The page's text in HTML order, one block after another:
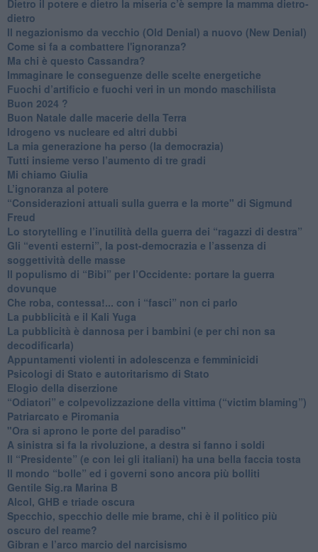
​Dietro il potere e dietro la miseria c’è sempre la mamma dietro-
dietro
Il negazionismo da vecchio (Old Denial) a nuovo (New Denial)
Come si fa a combattere l'ignoranza?
Ma chi è questo Cassandra?
Immaginare le conseguenze delle scelte energetiche
​Fuochi d’artificio e fuochi veri in un mondo maschilista
Buon 2024 ?
​Buon Natale dalle macerie della Terra
​Idrogeno vs nucleare ed altri dubbi
​La mia generazione ha perso (la democrazia)
​Tutti insieme verso l’aumento di tre gradi
Mi chiamo Giulia
L’ignoranza al potere
​“Considerazioni attuali sulla guerra e la morte" di Sigmund
Freud
​Lo storytelling e l’inutilità della guerra dei “ragazzi di destra”
​Gli “eventi esterni”, la post-democrazia e l’assenza di
soggettività delle masse
​Il populismo di “Bibi” per l’Occidente: portare la guerra
dovunque
​Che roba, contessa!... con i “fasci” non ci parlo
La pubblicità e il Kali Yuga
​La pubblicità è dannosa per i bambini (e per chi non sa
decodificarla)
​Appuntamenti violenti in adolescenza e femminicidi
​Psicologi di Stato e autoritarismo di Stato
Elogio della diserzione
“Odiatori” e colpevolizzazione della vittima (“victim blaming”)
​Patriarcato e Piromania
"Ora si aprono le porte del paradiso"
​A sinistra si fa la rivoluzione, a destra si fanno i soldi
​Il “Presidente” (e con lei gli italiani) ha una bella faccia tosta
​Il mondo “bolle” ed i governi sono ancora più bolliti
​Gentile Sig.ra Marina B
​Alcol, GHB e triade oscura
​Specchio, specchio delle mie brame, chi è il politico più
oscuro del reame?
​Gibran e l’arco marcio del narcisismo